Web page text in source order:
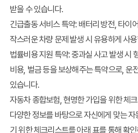
받을 수 있습니다.
긴급출동 서비스 특약: 배터리 방전, 타이
작스러운 차량 문제 발생 시 유용하게 사
법률비용 지원 특약:중과실 사고 발생 시
비용, 벌금 등을 보상해주는 특약으로, 운
있습니다.
자동차 종합보험, 현명한 가입을 위한 체
다양한 정보를 바탕으로 자신에게 맞는
기 위한 체크리스트를 아래 표를 통해 확